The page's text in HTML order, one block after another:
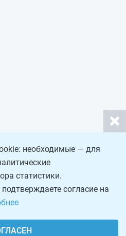
необходимые — для
статистики.
согласие на